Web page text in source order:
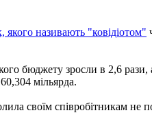
якого називають "ковідіотом"
бюджету зросли в 2,6
мільярда.
своїм співробітникам не